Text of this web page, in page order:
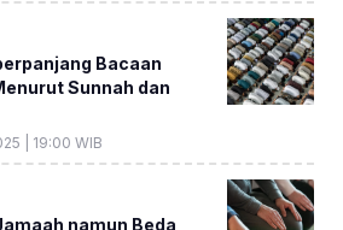
Bacaan
Sunnah dan
| 19:00 WIB
namun Beda